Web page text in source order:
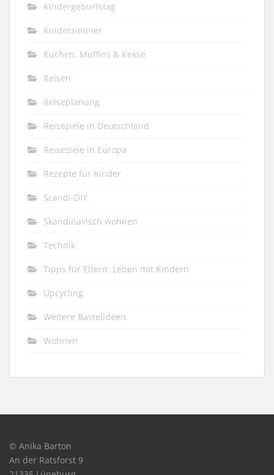
Kindergeburtstag
Kinderzimmer
Kuchen, Muffins & Kekse
Reisen
Reiseplanung
Reiseziele in Deutschland
Reiseziele in Europa
Rezepte für Kinder
Scandi-DIY
Skandinavisch wohnen
Technik
Tipps für Eltern: Leben mit Kindern
Upcycling
Weitere Bastelideen
Wohnen
© Anika Barton
An der Ratsforst 9